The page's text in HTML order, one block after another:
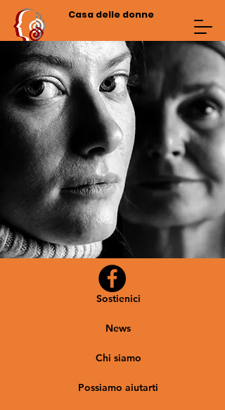
Casa delle donne
Sostienici
News
Chi siamo
Possiamo aiutarti